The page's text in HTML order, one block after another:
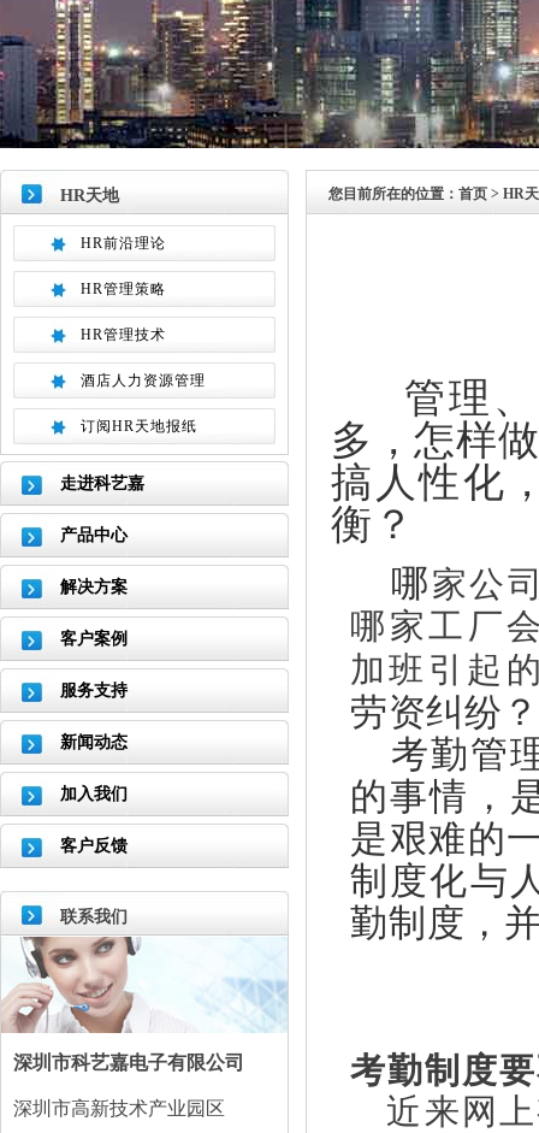
HR天地
HR前沿理论
HR管理策略
HR管理技术
酒店人力资源管理
订阅HR天地报纸
走进科艺嘉
产品中心
解决方案
客户案例
服务支持
新闻动态
加入我们
客户反馈
联系我们
深圳市科艺嘉电子有限公司
深圳市高新技术产业园区
您目前所在的位置： 首页 > HR
管理、
多，怎样
搞人性化
衡？
哪家公
哪家工厂
加班引起
劳资纠纷？
考勤管
的事情，
是艰难的
制度化与
勤制度，
考勤制度
近来网上